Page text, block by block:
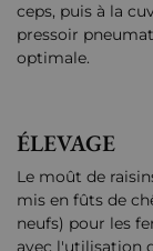
ceps, puis à la
pressoir
optimale.
ÉLEVAGE
Le moût de
mis en fûts de
neufs) pour les
avec l'utilisation